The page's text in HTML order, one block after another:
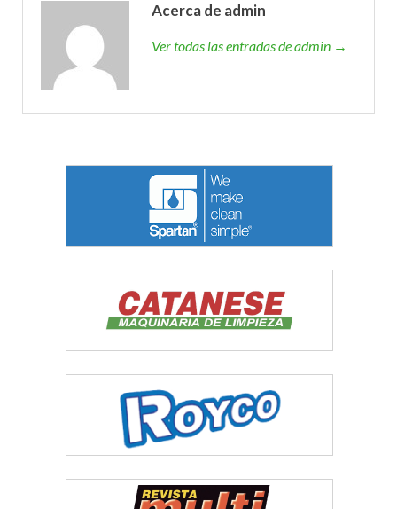
Acerca de admin
Ver todas las entradas de admin →